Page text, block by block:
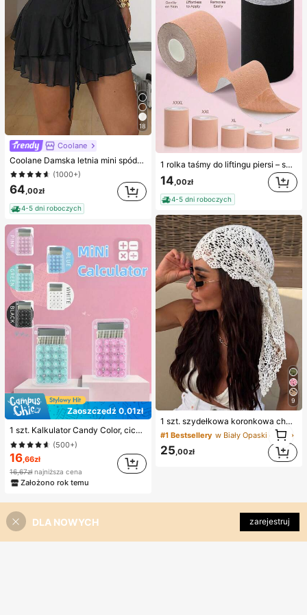
18
Coolane
Coolane Damska letnia mini spódniczka na ramiączkach, czarna, casualowa, basic, streetwear, vintage, na wakacje, styl zachodni
(1000+)
64,00zł
4-5 dni roboczych
Zaoszczędź 0,01zł
1 szt. Kalkulator Candy Color, cichy kalkulator ręczny dla ucznia/biura, kompaktowy i przenośny, artykuły szkolne na powrót do szkoły
(500+)
16 ,66zł
16,67zł najniższa cena
Założono rok temu
1 rolka taśmy do liftingu piersi – samoprzylepna elastyczna taśma do podnoszenia piersi / taśma do piersi bez ramiączek; wygodna, niewidoczna, wspierająca, ślubna
14 ,00zł
4-5 dni roboczych
9
1 szt. szydełkowa koronkowa chusta na głowę, dziergana opaska w stylu boho, francuska vintage ażurowa opaska do włosów, letni plażowy dodatek do włosów dla kobiet, boho chic
#1 Bestsellery w Biały Opaski do włosów
25,00zł
1
1
DLA NOWYCH zarejestruj